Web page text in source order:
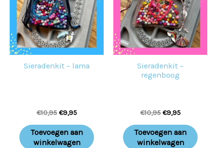
Sieradenkit – lama
€10,95 €9,95
Toevoegen aan
winkelwagen
Sieradenkit –
regenboog
€10,95 €9,95
Toevoegen aan
winkelwagen